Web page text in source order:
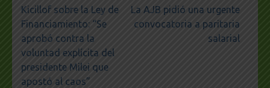
Navegación
de
entradas
Kicillof sobre la Ley de
Financiamiento: “Se
aprobó contra la
voluntad explícita del
presidente Milei que
apostó al caos”
La AJB pidió una urgente
convocatoria a paritaria
salarial